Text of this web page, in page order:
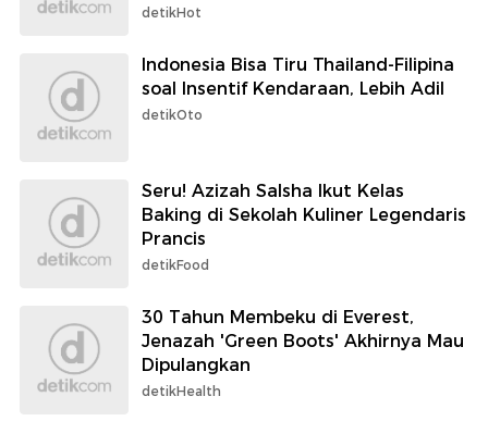
detikHot
Indonesia Bisa Tiru Thailand-Filipina
soal Insentif Kendaraan, Lebih Adil
detikOto
Seru! Azizah Salsha Ikut Kelas
Baking di Sekolah Kuliner Legendaris
Prancis
detikFood
30 Tahun Membeku di Everest,
Jenazah 'Green Boots' Akhirnya Mau
Dipulangkan
detikHealth